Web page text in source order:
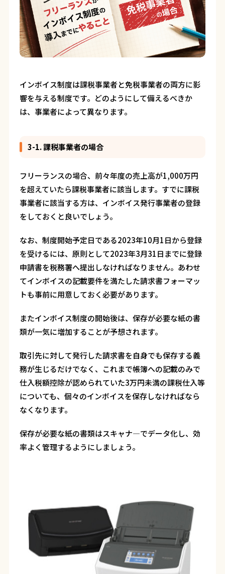
インボイス制度は課税事業者と免税事業者の両方に影
響を与える制度です。どのようにして備えるべきか
は、事業者によって異なります。
3-1. 課税事業者の場合
フリーランスの場合、前々年度の売上高が1,000万円
を超えていたら課税事業者に該当します。すでに課税
事業者に該当する方は、インボイス発行事業者の登録
をしておくと良いでしょう。
なお、制度開始予定日である2023年10月1日から登録
を受けるには、原則として2023年3月31日までに登録
申請書を税務署へ提出しなければなりません。あわせ
てインボイスの記載要件を満たした請求書フォーマッ
トも事前に用意しておく必要があります。
またインボイス制度の開始後は、保存が必要な紙の書
類が一気に増加することが予想されます。
取引先に対して発行した請求書を自身でも保存する義
務が生じるだけでなく、これまで帳簿への記載のみで
仕入税額控除が認められていた3万円未満の課税仕入等
についても、個々のインボイスを保存しなければなら
なくなります。
保存が必要な紙の書類はスキャナ―でデータ化し、効
率よく管理するようにしましょう。